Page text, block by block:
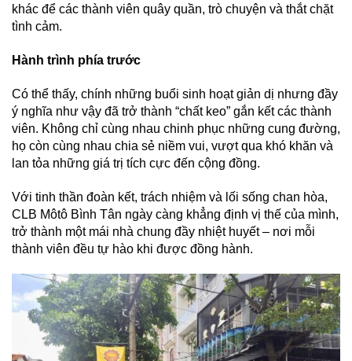
khác để các thành viên quây quần, trò chuyện và thắt chặt
tình cảm.
Hành trình phía trước
Có thể thấy, chính những buổi sinh hoạt giản dị nhưng đầy
ý nghĩa như vậy đã trở thành “chất keo” gắn kết các thành
viên. Không chỉ cùng nhau chinh phục những cung đường,
họ còn cùng nhau chia sẻ niềm vui, vượt qua khó khăn và
lan tỏa những giá trị tích cực đến cộng đồng.
Với tinh thần đoàn kết, trách nhiệm và lối sống chan hòa,
CLB Môtô Bình Tân ngày càng khẳng định vị thế của mình,
trở thành một mái nhà chung đầy nhiệt huyết – nơi mỗi
thành viên đều tự hào khi được đồng hành.